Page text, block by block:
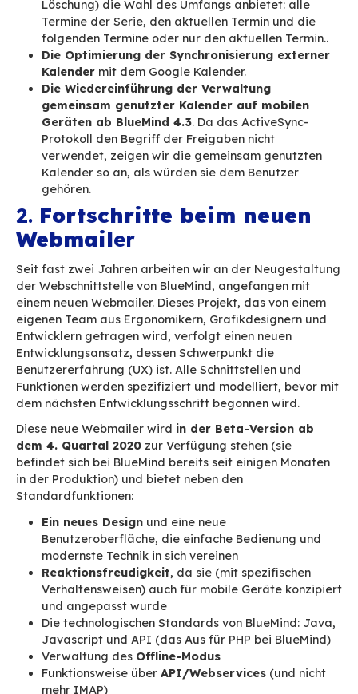
Zu diesem Zweck haben wir vor kurzem
Arbeiten zur Anreicherung und Vereinfachung
unternommen:
Die Möglichkeit der Duplizierung von
unabhängig davon, ob es sich um ein
Ereignis, eine Sitzung oder eine Reihe von
Ereignissen handelt.
Die Einführung des Begriffs des
der die Vorbereitung eines Termins oder
Sitzung sowie seine Speicherung ohne
Einladungen gestattet, um ihn später zu
oder fertigzustellen. Diese Funktion
den Benutzern unklar erscheinende
ohne Antwortschreiben einen Termin zu
Die Verbesserung und Vereinfachung
Termine),die für jeden Vorgang
Löschung) die Wahl des Umfangs
Termine der Serie, den aktuellen Termin
folgenden Termine oder nur den aktuellen
Die Optimierung der Synchronisierung
Kalendermit dem Google Kalender.
Die Wiedereinführung der Verwaltung
gemeinsam genutzter Kalender auf
Geräten ab BlueMind 4.3
Protokoll den Begriff der Freigaben nicht
verwendet, zeigen wir die gemeinsam
Kalender so an, als würden sie dem
gehören.